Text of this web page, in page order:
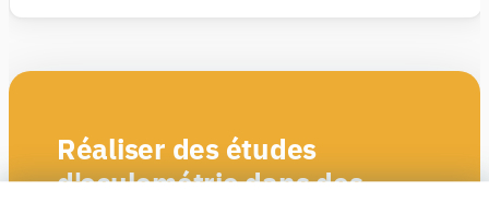
Réaliser des études
d'oculométrie dans des